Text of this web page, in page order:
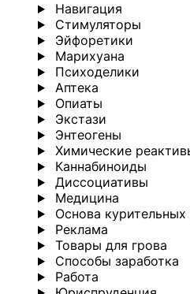
Навигация
Стимуляторы
Эйфоретики
Марихуана
Психоделики
Аптека
Опиаты
Экстази
Энтеогены
Химические
Каннабиноиды
Диссоциативы
Медицина
Основа
Реклама
Товары для грова
Способы заработка
Работа